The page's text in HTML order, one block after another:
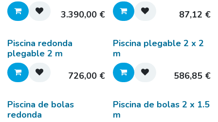
3.390,00€
87,12 €
Piscina redonda
plegable 2 m
726,00€
Piscina plegable 2 x 2
m
586,85€
Piscina de bolas
redonda
Piscina de bolas 2 x 1.5
m